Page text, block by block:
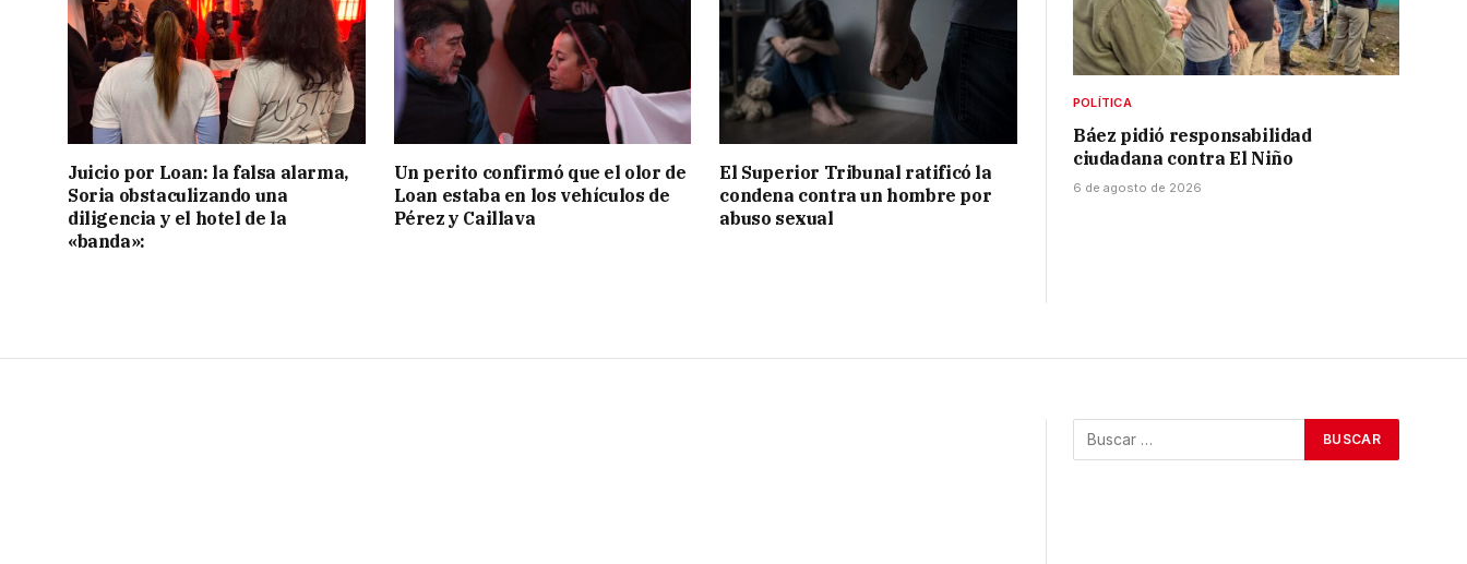
Juicio por Loan: la falsa alarma,
Soria obstaculizando una
diligencia y el hotel de la
«banda»:
Un perito confirmó que el olor de
Loan estaba en los vehículos de
Pérez y Caillava
El Superior Tribunal ratificó la
condena contra un hombre por
abuso sexual
POLÍTICA
Báez pidió responsabilidad
ciudadana contra El Niño
6 de agosto de 2026